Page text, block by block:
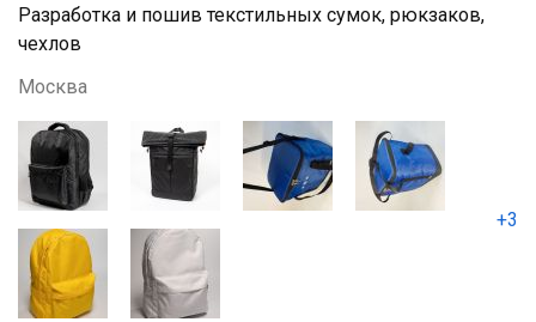
Разработка и пошив текстильных сумок, рюкзаков,
чехлов
Москва
+3